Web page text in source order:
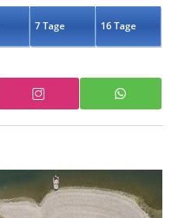
7 Tage 16 Tage